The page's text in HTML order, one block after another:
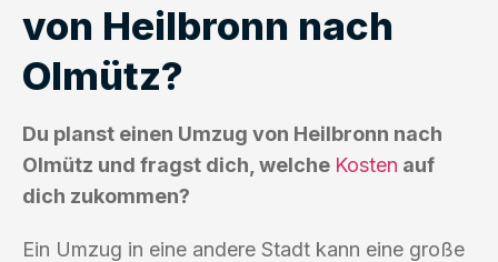
von Heilbronn nach
Olmütz?
Du planst einen Umzug von Heilbronn nach
Olmütz und fragst dich, welche Kosten auf
dich zukommen?
Ein Umzug in eine andere Stadt kann eine große